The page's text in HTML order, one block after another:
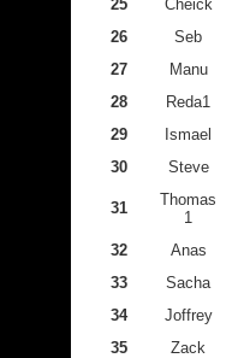
25
Cheick
26
Seb
27
Manu
28
Reda1
29
Ismael
30
Steve
31
Thomas
1
32 Anas
33
Sacha
34
Joffrey
35
Zack